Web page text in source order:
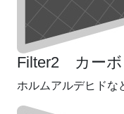
Filter2 カーボ
ホルムアルデヒドな